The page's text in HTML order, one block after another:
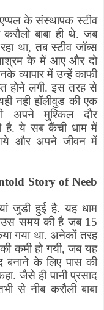
के संस्थापक स्टीव
करौलो बाबा ही थे.जब
था,तब स्टीव जॉब्स
आश्रम के में आए और दो
व्यापार में उन्हें काफी
होने लगी.इस तरह से
नही हॉलीवुड की एक
अपने मुश्किल दौर
है.ये सब कैंची धाम में
और अपने जीवन में
Story of Neeb
जुडी हुई है.यह धाम
उस समय की है जब 15
गया था.अनेकों तरह
कमी हो गयी,जब यह
बनाने के लिए पास की
.जैसे ही पानी प्रसाद
से नीब करौली बाबा